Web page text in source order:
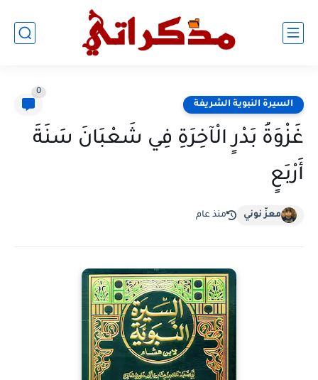
السيرة النبوية الشريفة
0
غَزْوَةُ بَدْرٍ الْآخِرَةِ فِي شَعْبَانَ سَنَةَ
أَرْبَعٍ
معزّ نوني منذ عام